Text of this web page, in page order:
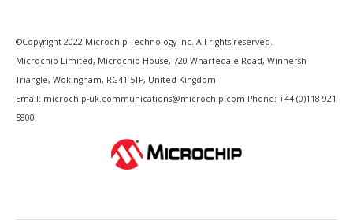
©Copyright 2022 Microchip Technology Inc. All rights reserved.
Microchip Limited, Microchip House, 720 Wharfedale Road, Winnersh
Triangle, Wokingham, RG41 5TP, United Kingdom
Email: microchip-uk.communications@microchip.com Phone: +44 (0)118 921
5800